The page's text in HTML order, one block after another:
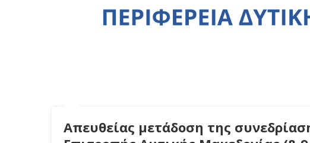
Απευθείας μετάδοση της